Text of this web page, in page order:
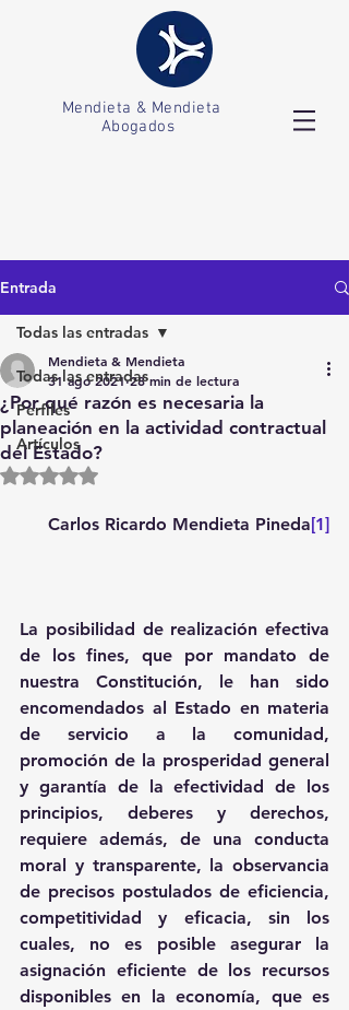
Mendieta & Mendieta
Abogados
Entrada
Todas las entradas
Perfiles
Artículos
Todas las entradas
¿Por qué razón es necesaria la
planeación en la actividad contractual
del Estado?
Mendieta & Mendieta
31 ago 2021 28 min de lectura
Obtuvo NaN de 5 estrellas.
Carlos Ricardo Mendieta Pineda[1]
La posibilidad de realización efectiva
de los fines, que por mandato de
nuestra Constitución, le han sido
encomendados al Estado en materia
de servicio a la comunidad,
promoción de la prosperidad general
y garantía de la efectividad de los
principios, deberes y derechos,
requiere además, de una conducta
moral y transparente, la observancia
de precisos postulados de eficiencia,
competitividad y eficacia, sin los
cuales, no es posible asegurar la
asignación eficiente de los recursos
disponibles en la economía, que es